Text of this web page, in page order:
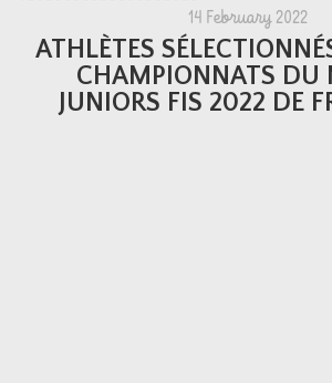
14 February 2022
ATHLÈTES
CHAMPIONNATS DU
JUNIORS FIS 2022 DE